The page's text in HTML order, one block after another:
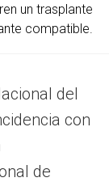
un trasplante
compatible.
del
con
de